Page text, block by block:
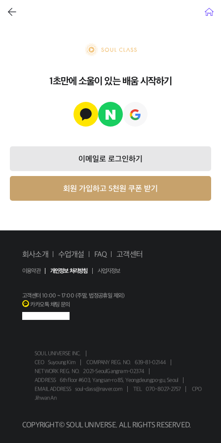
뒤로가기 홈
soul class
1초만에 소울이 있는 배움 시작하기
이메일로 로그인하기
회원 가입하고 5천원 쿠폰 받기
회사소개 수업개설 FAQ 고객센터
이용약관 개인정보 처리방침 사업자정보
고객센터10:00 ~ 17:00 (주말, 법정공휴일 제외)
카카오톡 채팅 문의
SOUL UNIVERSE INC.
CEO
Suyoung Kim COMPANY REG. NO.
639-81-02144
NETWORK REG. NO.
2021-SeoulGangnam-02374
ADDRESS
6th floor #603, Yangsan-ro 85, Yeongdeungpo-gu, Seoul
EMAIL ADDRESS
soul-class@naver.com TEL 070-8027-2757
CPO
Jihwan An
COPYRIGHT© SOUL UNIVERSE. ALL RIGHTS RESERVED.